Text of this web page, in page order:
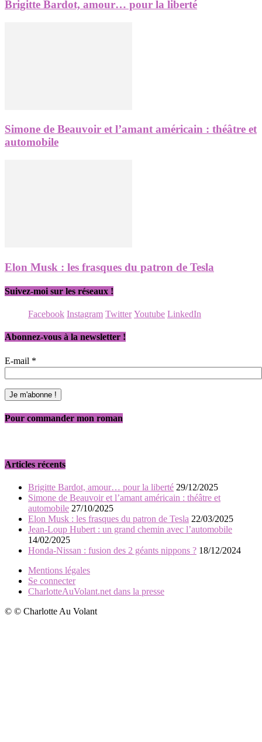
Brigitte Bardot, amour… pour la liberté
Simone de Beauvoir et l’amant américain : théâtre et
automobile
Elon Musk : les frasques du patron de Tesla
Suivez-moi sur les réseaux !
Facebook Instagram Twitter Youtube LinkedIn
Abonnez-vous à la newsletter !
E-mail *
Pour commander mon roman
Articles récents
Brigitte Bardot, amour… pour la liberté 29/12/2025
Simone de Beauvoir et l’amant américain : théâtre et
automobile 27/10/2025
Elon Musk : les frasques du patron de Tesla 22/03/2025
Jean-Loup Hubert : un grand chemin avec l’automobile
14/02/2025
Honda-Nissan : fusion des 2 géants nippons ? 18/12/2024
Mentions légales
Se connecter
CharlotteAuVolant.net dans la presse
© © Charlotte Au Volant